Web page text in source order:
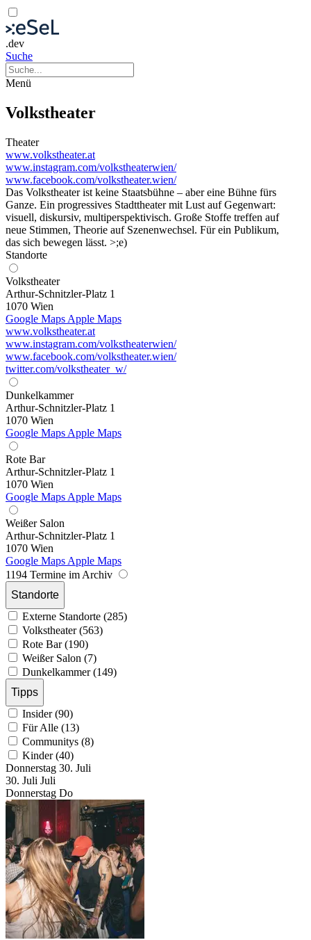
.dev
Suche
Menü
Volkstheater
Theater
www.volkstheater.at
www.instagram.com/volkstheaterwien/
www.facebook.com/volkstheater.wien/
Das Volkstheater ist keine Staatsbühne – aber eine Bühne fürs
Ganze. Ein progressives Stadttheater mit Lust auf Gegenwart:
visuell, diskursiv, multiperspektivisch. Große Stoffe treffen auf
neue Stimmen, Theorie auf Szenenwechsel. Für ein Publikum,
das sich bewegen lässt. >;e)
Standorte
Volkstheater
Arthur-Schnitzler-Platz 1
1070 Wien
Google Maps Apple Maps
www.volkstheater.at
www.instagram.com/volkstheaterwien/
www.facebook.com/volkstheater.wien/
twitter.com/volkstheater_w/
Dunkelkammer
Arthur-Schnitzler-Platz 1
1070 Wien
Google Maps Apple Maps
Rote Bar
Arthur-Schnitzler-Platz 1
1070 Wien
Google Maps Apple Maps
Weißer Salon
Arthur-Schnitzler-Platz 1
1070 Wien
Google Maps Apple Maps
1194 Termine im Archiv
Standorte
Externe Standorte (285)
Volkstheater (563)
Rote Bar (190)
Weißer Salon (7)
Dunkelkammer (149)
Tipps
Insider (90)
Für Alle (13)
Communitys (8)
Kinder (40)
Donnerstag 30. Juli
30. Juli Juli
Donnerstag Do